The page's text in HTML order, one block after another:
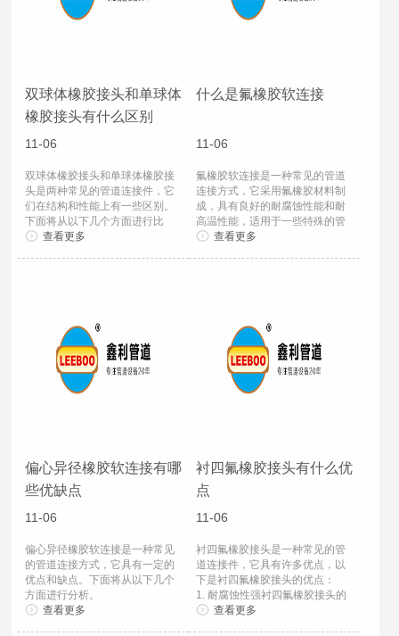
双球体橡胶接头和单球体
橡胶接头有什么区别
11-06
双球体橡胶接头和单球体橡胶接
头是两种常见的管道连接件，它
们在结构和性能上有一些区别。
下面将从以下几个方面进行比
较。查看更多
什么是氟橡胶软连接
11-06
氟橡胶软连接是一种常见的管道
连接方式，它采用氟橡胶材料制
成，具有良好的耐腐蚀性能和耐
高温性能，适用于一些特殊的管
道系统。下面将...
查看更多
偏心异径橡胶软连接有哪
些优缺点
11-06
偏心异径橡胶软连接是一种常见
的管道连接方式，它具有一定的
优点和缺点。下面将从以下几个
方面进行分析。
一、优点1. 良好的耐震性...
查看更多
衬四氟橡胶接头有什么优
点
11-06
衬四氟橡胶接头是一种常见的管
道连接件，它具有许多优点，以
下是衬四氟橡胶接头的优点：
1. 耐腐蚀性强衬四氟橡胶接头的
内部采用四氟材...
查看更多